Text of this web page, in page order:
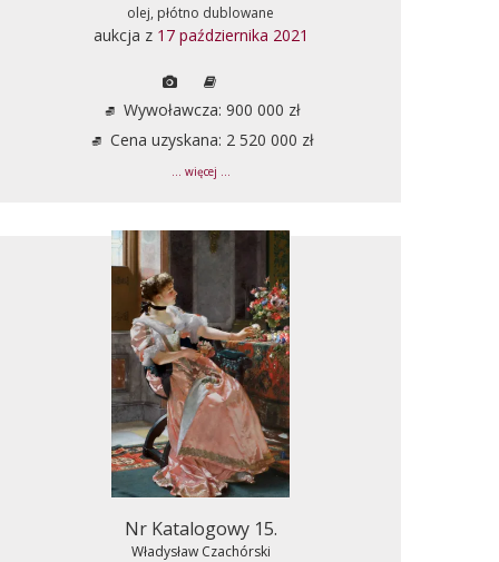
olej, płótno dublowane
aukcja z 17 października 2021
Wywoławcza: 900 000 zł
Cena uzyskana: 2 520 000 zł
... więcej ...
Nr Katalogowy 15.
Władysław Czachórski